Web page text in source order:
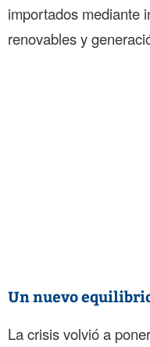
importados mediante
renovables y
Un nuevo
La crisis volvió a